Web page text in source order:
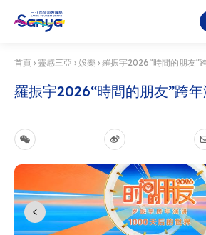
首頁 › 靈感三亞 › 娛樂 › 羅振宇2026“時間的朋友”
羅振宇2026“時間的朋友”跨